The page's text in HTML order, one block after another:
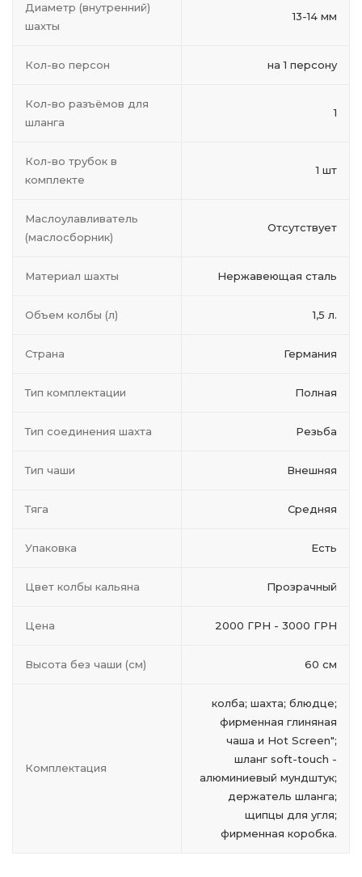
Диаметр (внутренний)
шахты
13-14 мм
Кол-во персон на 1 персону
Кол-во разъёмов для
шланга
1
Кол-во трубок в
комплекте
1 шт
Маслоулавливатель
(маслосборник)
Отсутствует
Материал шахты Нержавеющая сталь
Объем колбы (л) 1,5 л.
Страна Германия
Тип комплектации Полная
Тип соединения шахта Резьба
Тип чаши Внешняя
Тяга Средняя
Упаковка Есть
Цвет колбы кальяна Прозрачный
Цена 2000 ГРН - 3000 ГРН
Высота без чаши (см) 60 см
Комплектация
колба; шахта; блюдце;
фирменная глиняная
чаша и Hot Screen";
шланг soft-touch -
алюминиевый мундштук;
держатель шланга;
щипцы для угля;
фирменная коробка.